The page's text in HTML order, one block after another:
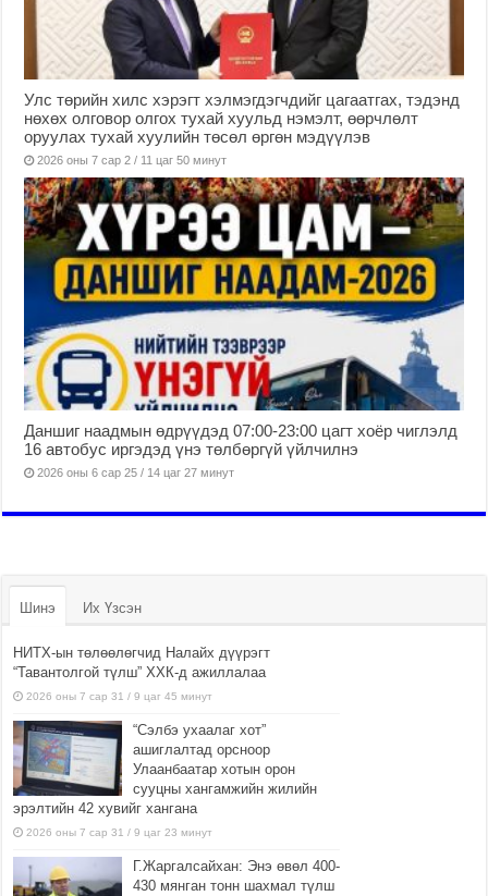
Улс төрийн хилс хэрэгт хэлмэгдэгчдийг цагаатгах, тэдэнд
нөхөх олговор олгох тухай хуульд нэмэлт, өөрчлөлт
оруулах тухай хуулийн төсөл өргөн мэдүүлэв
2026 оны 7 сар 2 / 11 цаг 50 минут
Даншиг наадмын өдрүүдэд 07:00-23:00 цагт хоёр чиглэлд
16 автобус иргэдэд үнэ төлбөргүй үйлчилнэ
2026 оны 6 сар 25 / 14 цаг 27 минут
Шинэ Их Үзсэн
НИТХ-ын төлөөлөгчид Налайх дүүрэгт
“Тавантолгой түлш” ХХК-д ажиллалаа
2026 оны 7 сар 31 / 9 цаг 45 минут
“Сэлбэ ухаалаг хот”
ашиглалтад орсноор
Улаанбаатар хотын орон
сууцны хангамжийн жилийн
эрэлтийн 42 хувийг хангана
2026 оны 7 сар 31 / 9 цаг 23 минут
Г.Жаргалсайхан: Энэ өвөл 400-
430 мянган тонн шахмал түлш